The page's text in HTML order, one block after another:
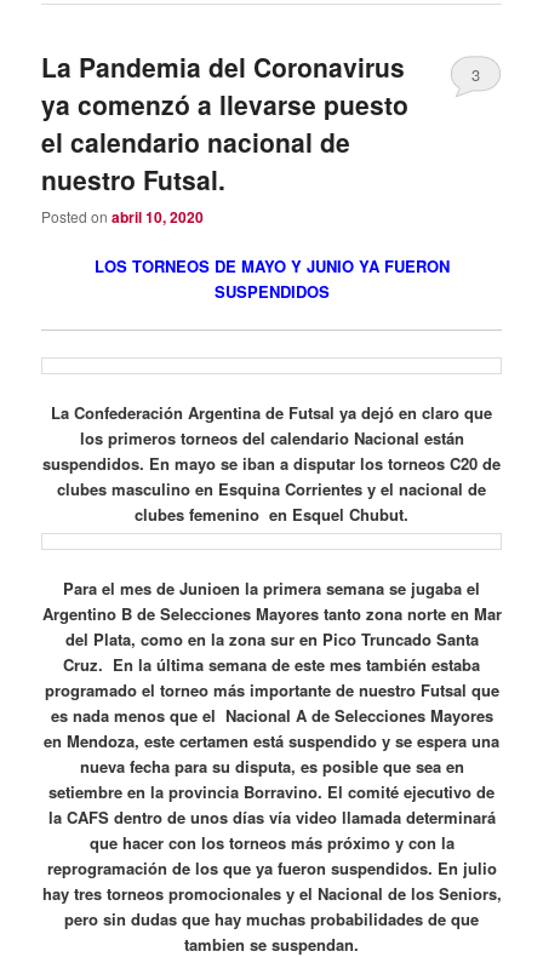
La Pandemia del Coronavirus
ya comenzó a llevarse puesto
el calendario nacional de
nuestro Futsal.
Posted onabril 10, 2020
3
LOS TORNEOS DE MAYO Y JUNIO YA FUERON
SUSPENDIDOS
La Confederación Argentina de Futsal ya dejó en claro que
los primeros torneos del calendario Nacional están
suspendidos. En mayo se iban a disputar los torneos C20 de
clubes masculino en Esquina Corrientes y el nacional de
clubes femenino en Esquel Chubut.
Para el mes de Junioen la primera semana se jugaba el
Argentino B de Selecciones Mayores tanto zona norte en Mar
del Plata, como en la zona sur en Pico Truncado Santa
Cruz. En la última semana de este mes también estaba
programado el torneo más importante de nuestro Futsal que
es nada menos que el Nacional A de Selecciones Mayores
en Mendoza, este certamen está suspendido y se espera una
nueva fecha para su disputa, es posible que sea en
setiembre en la provincia Borravino. El comité ejecutivo de
la CAFS dentro de unos días vía video llamada determinará
que hacer con los torneos más próximo y con la
reprogramación de los que ya fueron suspendidos. En julio
hay tres torneos promocionales y el Nacional de los Seniors,
pero sin dudas que hay muchas probabilidades de que
tambien se suspendan.